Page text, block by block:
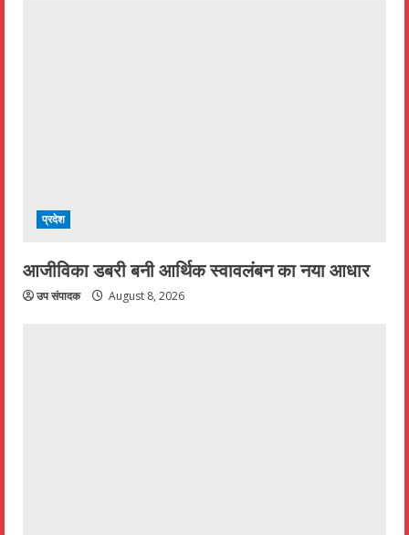
प्रदेश
आजीविका डबरी बनी आर्थिक स्वावलंबन का नया आधार
उप संपादक August 8, 2026